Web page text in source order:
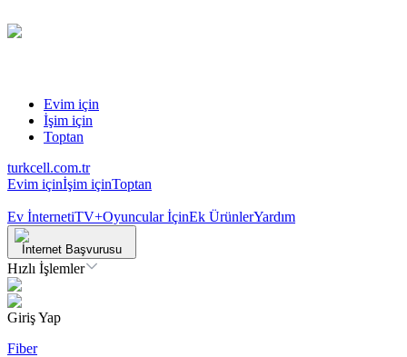
Evim için
İşim için
Toptan
turkcell.com.tr
Evim içinİşim içinToptan
Ev İnternetiTV+Oyuncular İçinEk ÜrünlerYardım
İnternet Başvurusu
Hızlı İşlemler
Giriş Yap
Fiber